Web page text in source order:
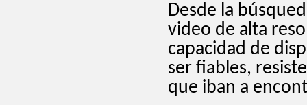
Desde la
video de alta
capacidad de
ser fiables,
que iban a